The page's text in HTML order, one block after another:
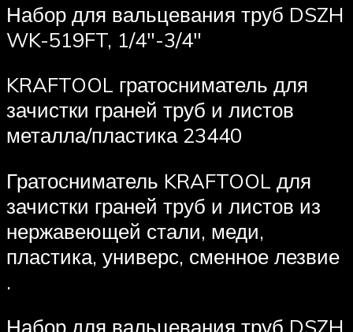
Набор для вальцевания труб DSZH
WK-519FT, 1/4″-3/4″
KRAFTOOL гратосниматель для
зачистки граней труб и листов
металла/пластика 23440
Гратосниматель KRAFTOOL для
зачистки граней труб и листов из
нержавеющей стали, меди,
пластика, универс, сменное лезвие
.
Набор для вальцевания труб DSZH